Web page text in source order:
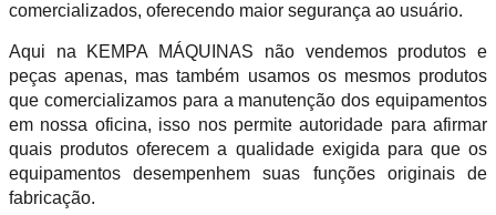
comercializados, oferecendo maior segurança ao usuário.
Aqui na KEMPA MÁQUINAS não vendemos produtos e
peças apenas, mas também usamos os mesmos produtos
que comercializamos para a manutenção dos equipamentos
em nossa oficina, isso nos permite autoridade para afirmar
quais produtos oferecem a qualidade exigida para que os
equipamentos desempenhem suas funções originais de
fabricação.